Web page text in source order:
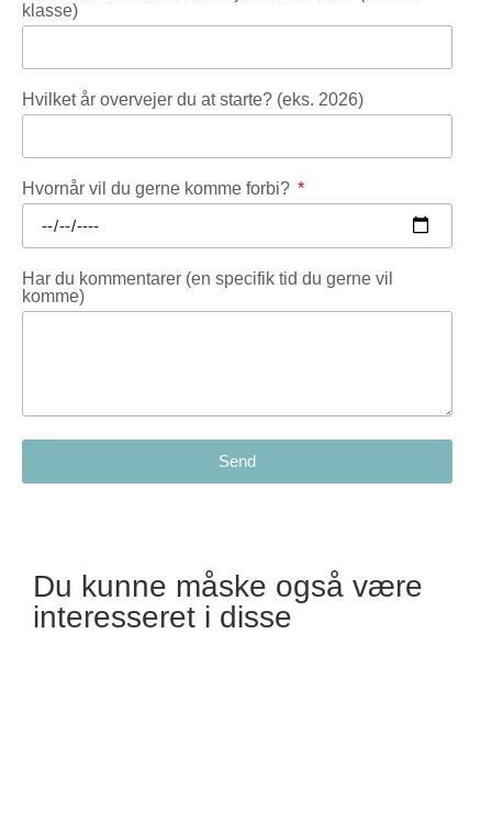
klasse)
Hvilket år overvejer du at starte? (eks. 2026)
Hvornår vil du gerne komme forbi?
Har du kommentarer (en specifik tid du gerne vil
komme)
Send
Du kunne måske også være
interesseret i disse